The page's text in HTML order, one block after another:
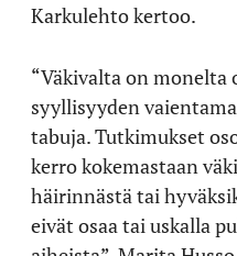
Karkulehto kertoo.
“Väkivalta on monelta
syyllisyyden
tabuja. Tutkimukset
kerro kokemastaan
häirinnästä tai
eivät osaa tai uskalla